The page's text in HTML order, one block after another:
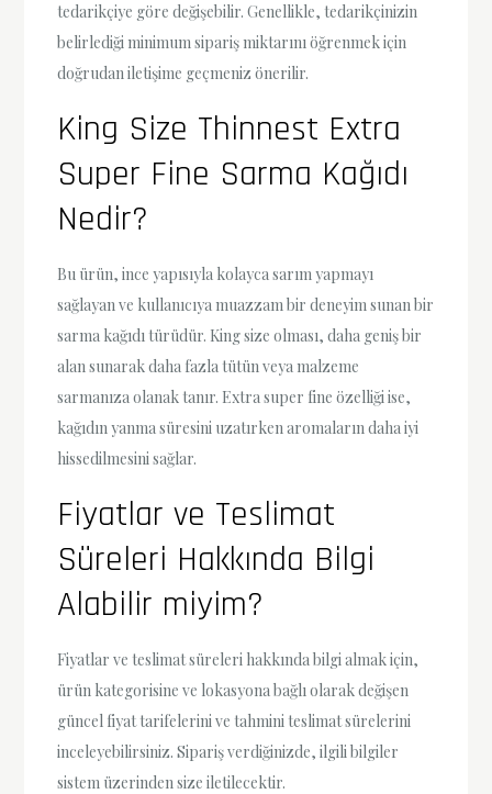
tedarikçiye göre değişebilir. Genellikle, tedarikçinizin
belirlediği minimum sipariş miktarını öğrenmek için
doğrudan iletişime geçmeniz önerilir.
King Size Thinnest Extra
Super Fine Sarma Kağıdı
Nedir?
Bu ürün, ince yapısıyla kolayca sarım yapmayı
sağlayan ve kullanıcıya muazzam bir deneyim sunan bir
sarma kağıdı türüdür. King size olması, daha geniş bir
alan sunarak daha fazla tütün veya malzeme
sarmanıza olanak tanır. Extra super fine özelliği ise,
kağıdın yanma süresini uzatırken aromaların daha iyi
hissedilmesini sağlar.
Fiyatlar ve Teslimat
Süreleri Hakkında Bilgi
Alabilir miyim?
Fiyatlar ve teslimat süreleri hakkında bilgi almak için,
ürün kategorisine ve lokasyona bağlı olarak değişen
güncel fiyat tarifelerini ve tahmini teslimat sürelerini
inceleyebilirsiniz. Sipariş verdiğinizde, ilgili bilgiler
sistem üzerinden size iletilecektir.